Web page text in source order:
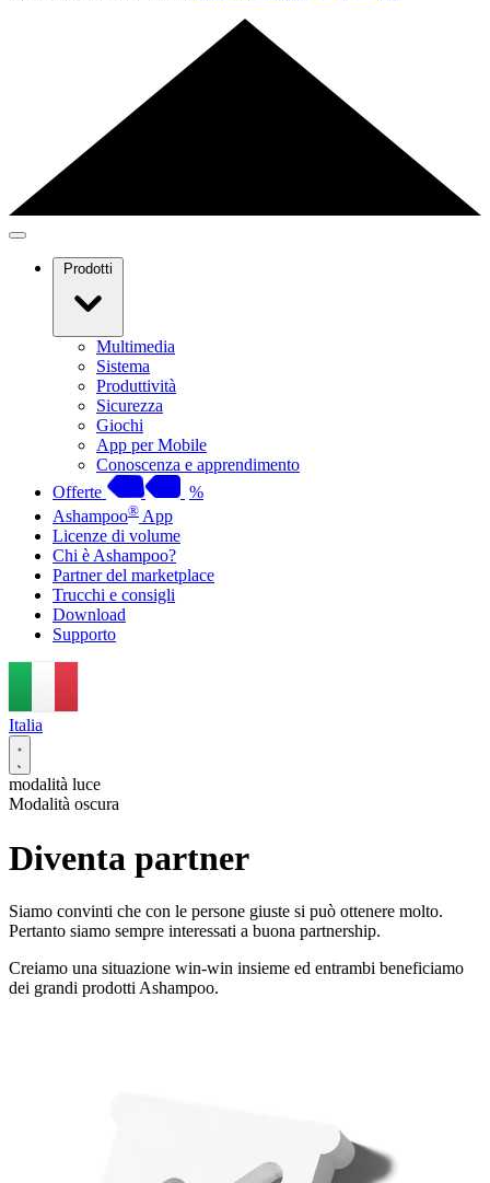
Prodotti
Multimedia
Sistema
Produttività
Sicurezza
Giochi
App per Mobile
Conoscenza e apprendimento
Offerte
%
Ashampoo® App
Licenze di volume
Chi è Ashampoo?
Partner del marketplace
Trucchi e consigli
Download
Supporto
Italia
modalità luce
Modalità oscura
Diventa partner
Siamo convinti che con le persone giuste si può ottenere molto.
Pertanto siamo sempre interessati a buona partnership.
Creiamo una situazione win-win insieme ed entrambi beneficiamo
dei grandi prodotti Ashampoo.